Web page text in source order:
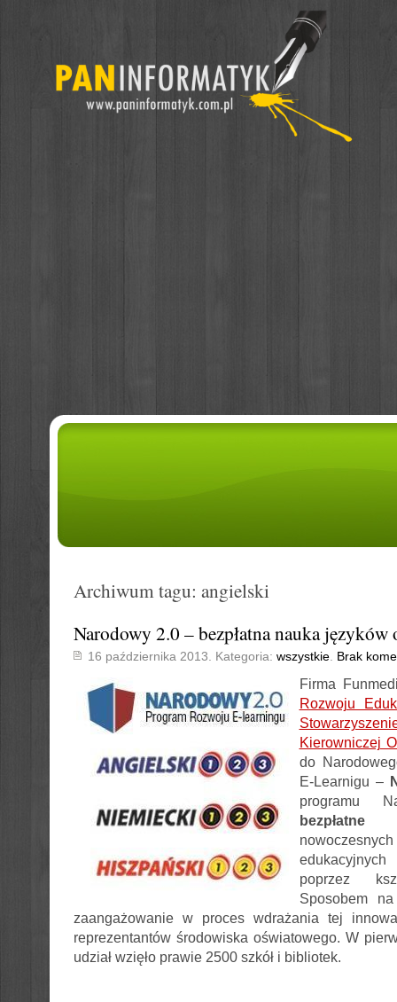
Archiwum tagu: angielski
Narodowy 2.0 – bezpłatna nauka języków
16 października 2013. Kategoria: wszystkie. Brak
Firma
Rozwoju
Kierowniczej
do
E-Learnigu –
programu
bezpłatne
poprzez
Sposobem
zaangażowanie w proces wdrażania tej
reprezentantów środowiska oświatowego. W
udział wzięło prawie 2500 szkół i bibliotek.